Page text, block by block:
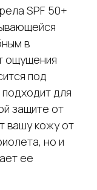
SPF 50+
в
ощущения
под
для
защите от
вашу кожу от
но и
ее